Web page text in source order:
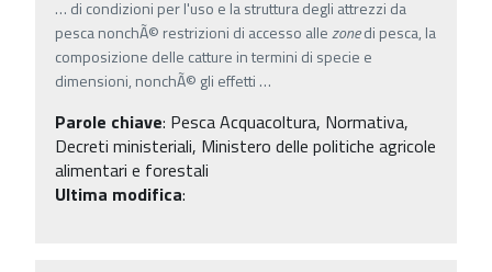
… di condizioni per l'uso e la struttura degli attrezzi da
pesca nonchÃ© restrizioni di accesso allezonedi pesca, la
composizione delle catture in termini di specie e
dimensioni, nonchÃ© gli effetti …
Parole chiave: Pesca Acquacoltura, Normativa,
Decreti ministeriali, Ministero delle politiche agricole
alimentari e forestali
Ultima modifica: